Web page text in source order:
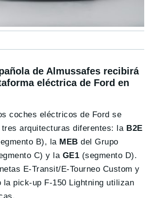
de Almussafes recibirá
eléctrica de Ford en
coches eléctricos de Ford se
arquitecturas diferentes: la B2E
B), la MEB del Grupo
C) y la GE1 (segmento D).
E-Transit/E-Tourneo Custom y
la pick-up F-150 Lightning utilizan